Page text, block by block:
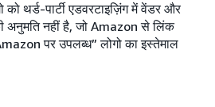
थर्ड-पार्टी एडवरटाइज़िंग में वेंडर और
अनुमति नहीं है, जो Amazon से लिंक
पर उपलब्ध” लोगो का इस्तेमाल